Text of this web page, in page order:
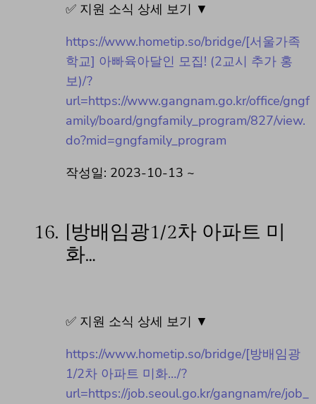
✅ 지원 소식 상세 보기 ▼
https://www.hometip.so/bridge/[서울가족
학교] 아빠육아달인 모집! (2교시 추가 홍
보)/?
url=https://www.gangnam.go.kr/office/gngf
amily/board/gngfamily_program/827/view.
do?mid=gngfamily_program
작성일: 2023-10-13 ~
16.
[방배임광1/2차 아파트 미
화…
✅ 지원 소식 상세 보기 ▼
https://www.hometip.so/bridge/[방배임광
1/2차 아파트 미화…/?
url=https://job.seoul.go.kr/gangnam/re/job_